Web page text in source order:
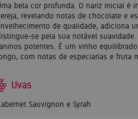
bela cor profunda. O nariz inicial é
revelando notas de chocolate e
de qualidade, adiciona
se pela sua notável
potentes. É um vinho
com notas de especiarias e fruta
Uvas
Sauvignon e Syrah